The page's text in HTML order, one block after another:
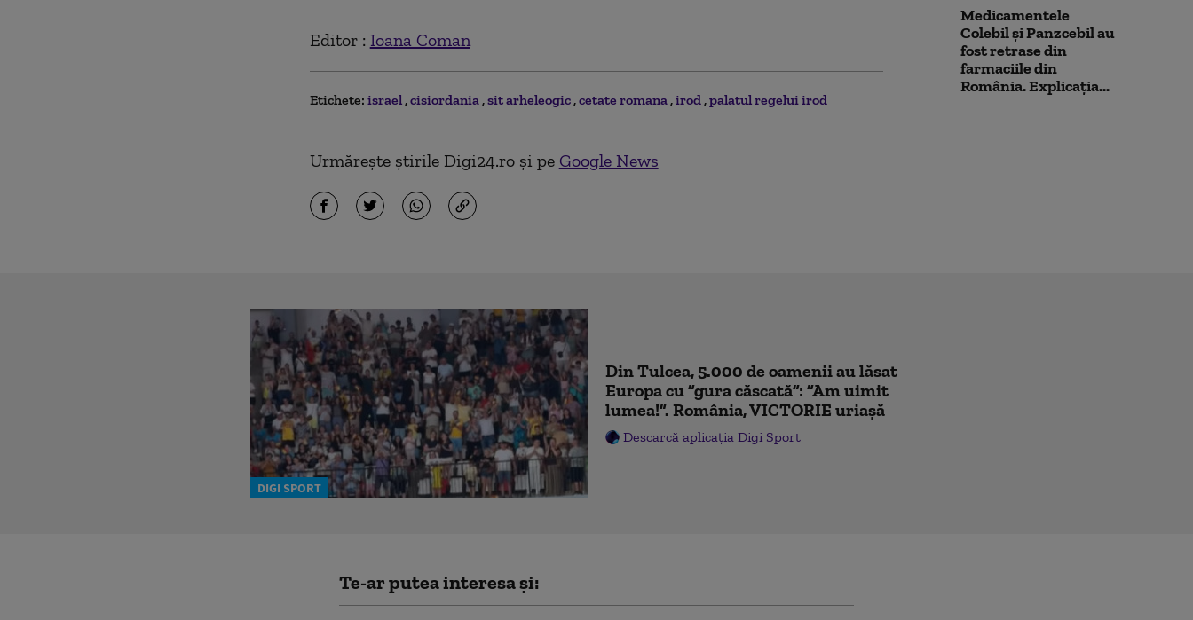
Editor : Ioana Coman
Etichete: israel cisiordania sit arheleogic cetate romana irod palatul regelui irod
Urmărește știrile Digi24.ro și pe Google News
Medicamentele
Colebil și Panzcebil au
fost retrase din
farmaciile din
România. Explicația...
DIGI SPORT
Din Tulcea, 5.000 de oamenii au lăsat
Europa cu ”gura căscată”: ”Am uimit
lumea!”. România, VICTORIE uriașă
Descarcă aplicația Digi Sport
Te-ar putea interesa și: